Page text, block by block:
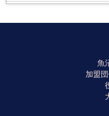
魚
加盟